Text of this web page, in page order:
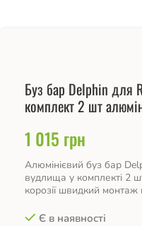
Буз бар Delphin для
комплект 2 шт
1 015 грн
Алюмінієвий буз бар
вудлища у комплекті 2
корозії швидкий
Є в наявності